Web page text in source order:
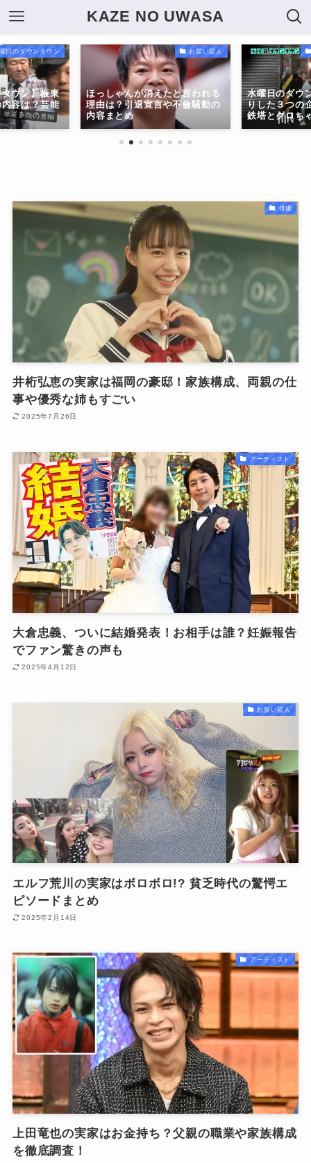
KAZE NO UWASA
日のダウンタウン
ウン】板東
容は？芸能
お笑い芸人
ほっしゃんが消えたと言われる
理由は？引退宣言や不倫騒動の
内容まとめ
水曜日のダウ
りした３つの
鉄塔とクロち
俳優
井桁弘恵の実家は福岡の豪邸！家族構成、両親の仕
事や優秀な姉もすごい
2025年7月26日
アーティスト
大倉忠義、ついに結婚発表！お相手は誰？妊娠報告
でファン驚きの声も
2025年4月12日
お笑い芸人
エルフ荒川の実家はボロボロ!? 貧乏時代の驚愕エ
ピソードまとめ
2025年2月14日
アーティスト
上田竜也の実家はお金持ち？父親の職業や家族構成
を徹底調査！